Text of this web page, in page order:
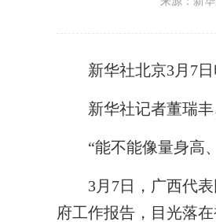
新华社北京3月7日
新华社记者董瑞丰
“能不能像量身高、
3月7日，广西代表
府工作报告，目光落